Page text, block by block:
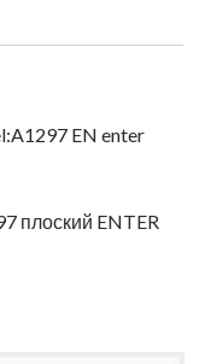
EN enter
плоский ENTER